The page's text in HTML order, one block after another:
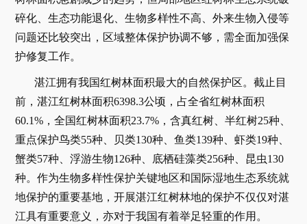
碎化、生态功能退化、生物多样性不高、外来生物入侵等
问题还比较突出，区域整体保护协调不够，需全面加强保
护修复工作。
湛江拥有我国红树林面积最大的自然保护区。截止目
前，湛江红树林面积6398.3公顷，占全省红树林面积
60.1%，全国红树林面积23.7%，含真红树、半红树25种、
重点保护鸟类55种、贝类130种、鱼类139种、虾类19种、
蟹类57种、浮游生物126种、底栖硅藻类256种、昆虫130
种。作为生物多样性保护关键地区和国际湿地生态系统就
地保护的重要基地，开展湛江红树林地的保护不仅仅对湛
江具有重要意义，亦对于我国有着举足轻重的作用。